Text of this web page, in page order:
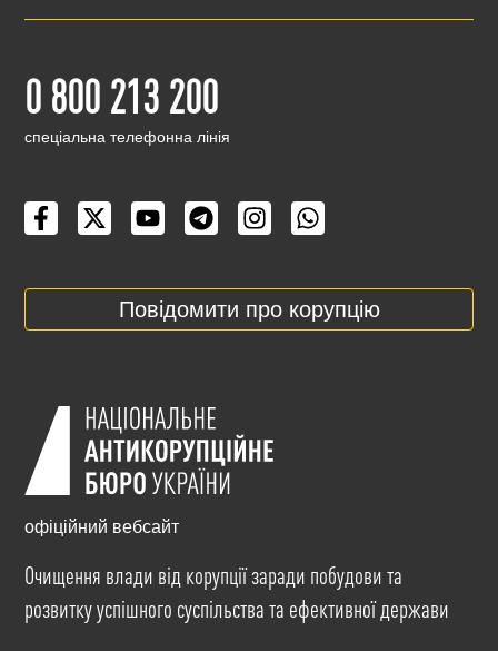
0 800 213 200
cпеціальна телефонна лінія
Повідомити про корупцію
офіційний вебсайт
Очищення влади від корупції заради побудови та
розвитку успішного суспільства та ефективної держави